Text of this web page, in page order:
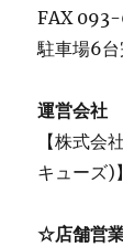
FAX
駐車場6
運営会社
【株式
キューズ)】
☆店舗営